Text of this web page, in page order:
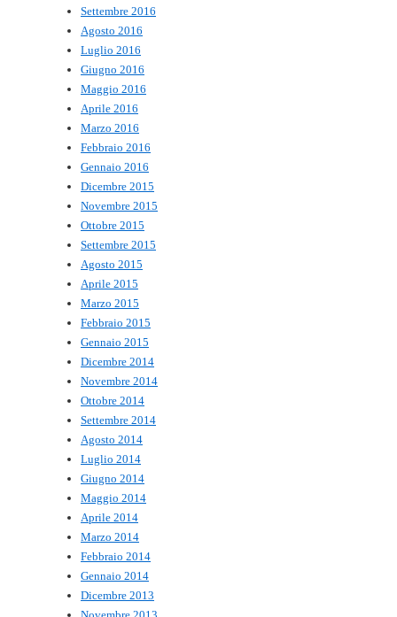
Settembre 2016
Agosto 2016
Luglio 2016
Giugno 2016
Maggio 2016
Aprile 2016
Marzo 2016
Febbraio 2016
Gennaio 2016
Dicembre 2015
Novembre 2015
Ottobre 2015
Settembre 2015
Agosto 2015
Aprile 2015
Marzo 2015
Febbraio 2015
Gennaio 2015
Dicembre 2014
Novembre 2014
Ottobre 2014
Settembre 2014
Agosto 2014
Luglio 2014
Giugno 2014
Maggio 2014
Aprile 2014
Marzo 2014
Febbraio 2014
Gennaio 2014
Dicembre 2013